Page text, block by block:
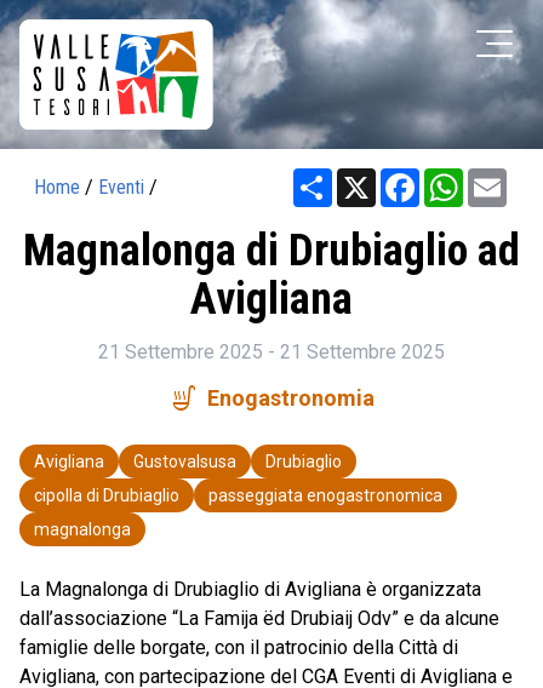
Home / Eventi / Share X Facebook
Magnalonga di Drubiaglio ad
Avigliana
21 Settembre 2025 - 21 Settembre 2025
soup_kitchen Enogastronomia
Avigliana Gustovalsusa
Drubiaglio
cipolla di Drubiaglio
passeggiata enogastronomica
magnalonga
La Magnalonga di Drubiaglio di Avigliana è organizzata
dall’associazione “La Famija ëd Drubiaij Odv” e da alcune
famiglie delle borgate, con il patrocinio della Città di
Avigliana, con partecipazione del CGA Eventi di Avigliana e